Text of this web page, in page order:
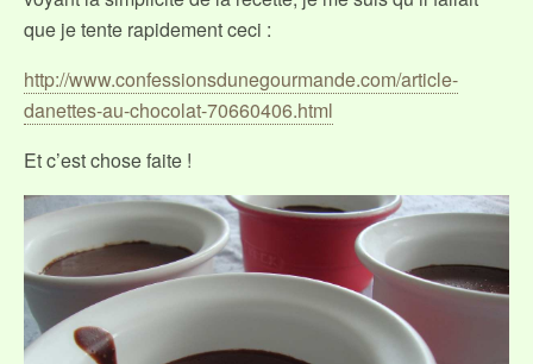
que je tente rapidement ceci :
http://www.confessionsdunegourmande.com/article-
danettes-au-chocolat-70660406.html
Et c’est chose faite !